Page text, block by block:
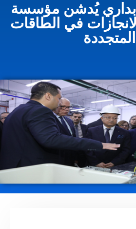
بداري يُدشن مؤسسة
في الطاقات
المتجددة